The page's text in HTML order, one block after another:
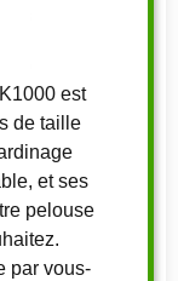
est
de taille
et ses
pelouse
par vous-